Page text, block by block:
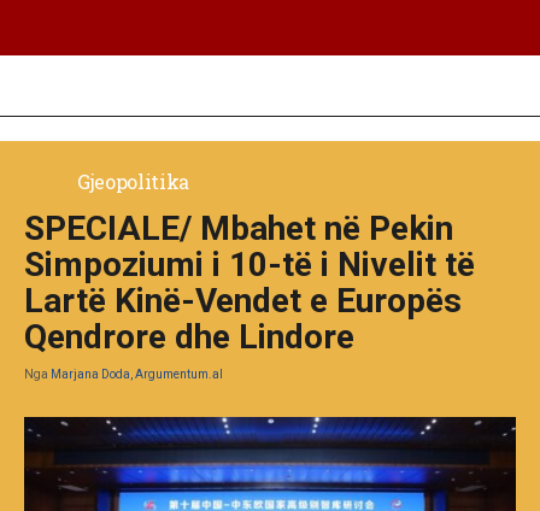
Gjeopolitika
SPECIALE/ Mbahet në Pekin
Simpoziumi i 10-të i Nivelit të
Lartë Kinë-Vendet e Europës
Qendrore dhe Lindore
Nga Marjana Doda, Argumentum.al